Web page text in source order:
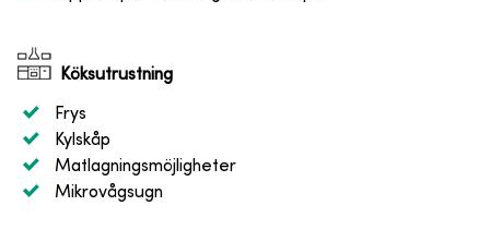
Köksutrustning
Frys
Kylskåp
Matlagningsmöjligheter
Mikrovågsugn